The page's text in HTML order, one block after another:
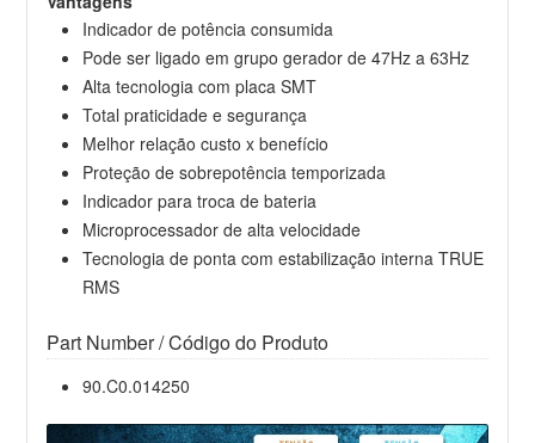
Indicador de potência consumida
Pode ser ligado em grupo gerador de 47Hz a 63Hz
Alta tecnologia com placa SMT
Total praticidade e segurança
Melhor relação custo x benefício
Proteção de sobrepotência temporizada
Indicador para troca de bateria
Microprocessador de alta velocidade
Tecnologia de ponta com estabilização interna TRUE
RMS
Part Number / Código do Produto
90.C0.014250